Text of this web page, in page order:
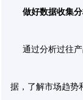
做好数据收集
通过分析过往
据，了解市场趋势